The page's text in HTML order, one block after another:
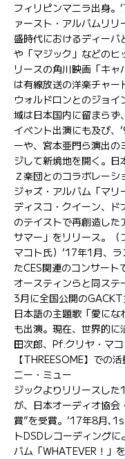
フィリピンマニラ出身。
ァースト・アルバムリ
盛時代におけるディーバ
や「マジック」などのヒ
リースの角川映画「キャ
は有線放送の洋楽チャー
ウォルドロンとのジョ
域は日本国内に留まらず
イベント出演にも及び、
ーや、宮本亜門ら演出の
ジして新境地を開く。日
Ｚ楽団とのコラボレーシ
ジャズ・アルバム「マリ
ディスコ・クイーン、ド
のテイストで再創造した
サマー」をリリース。（
マコト氏）’17年1月、
たCES関連のコンサー
オースティンらと同ステ
3月に全国公開のGACKT
日本語の主題歌「愛に
も出演。現在、世界的
田次郎、Pf.クリヤ・マ
【THREESOME】での
ニー・ミュー
ジックよりリリースし
が、日本オーディオ協
賞”を受賞。’17年8月､
トDSDレコーディング
バム「WHATEVER！」